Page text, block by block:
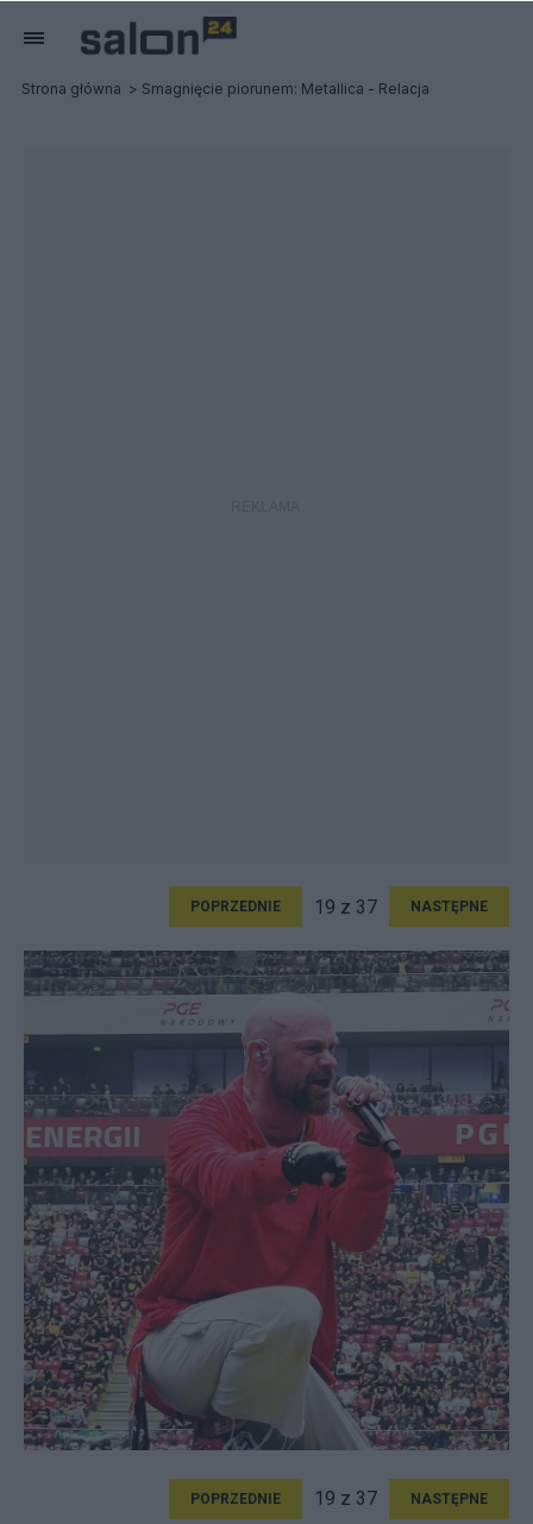
Strona główna Smagnięcie piorunem: Metallica - Relacja
POPRZEDNIE 19 z 37 NASTĘPNE
POPRZEDNIE 19 z 37 NASTĘPNE